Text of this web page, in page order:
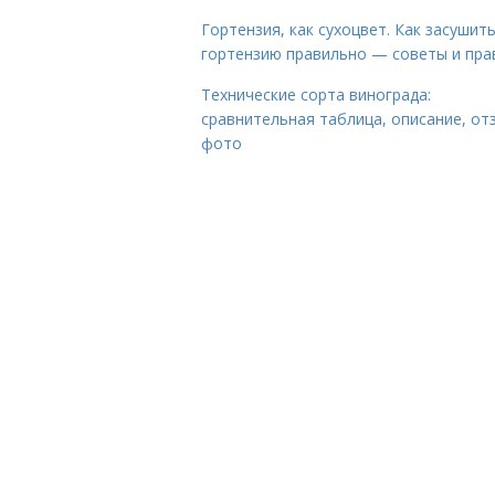
Гортензия, как сухоцвет. Как засушить
гортензию правильно — советы и
Технические сорта винограда:
сравнительная таблица, описание,
фото